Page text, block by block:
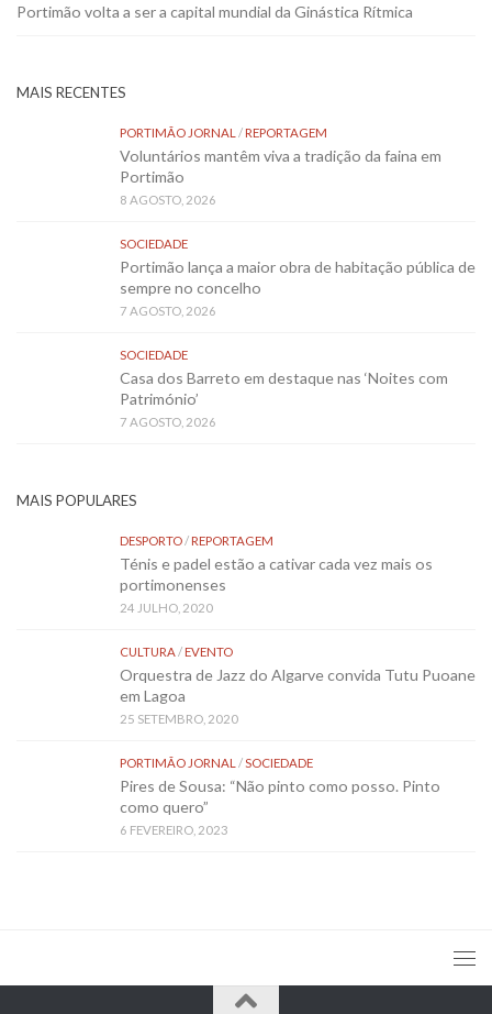
Portimão volta a ser a capital mundial da Ginástica Rítmica
MAIS RECENTES
PORTIMÃO JORNAL /REPORTAGEM
Voluntários mantêm viva a tradição da faina em
Portimão
8 AGOSTO, 2026
SOCIEDADE
Portimão lança a maior obra de habitação pública de
sempre no concelho
7 AGOSTO, 2026
SOCIEDADE
Casa dos Barreto em destaque nas ‘Noites com
Património’
7 AGOSTO, 2026
MAIS POPULARES
DESPORTO/REPORTAGEM
Ténis e padel estão a cativar cada vez mais os
portimonenses
24 JULHO, 2020
CULTURA/EVENTO
Orquestra de Jazz do Algarve convida Tutu Puoane
em Lagoa
25 SETEMBRO, 2020
PORTIMÃO JORNAL /SOCIEDADE
Pires de Sousa: “Não pinto como posso. Pinto
como quero”
6 FEVEREIRO, 2023